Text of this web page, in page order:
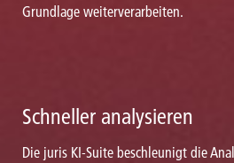
Grundlage weiterverarbeiten.
Schneller analysieren
Die juris KI-Suite beschleunigt die